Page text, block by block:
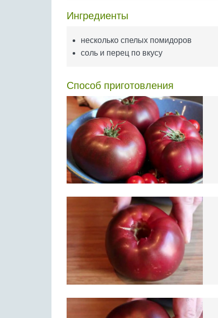
Ингредиенты
несколько спелых помидоров
соль и перец по вкусу
Способ приготовления